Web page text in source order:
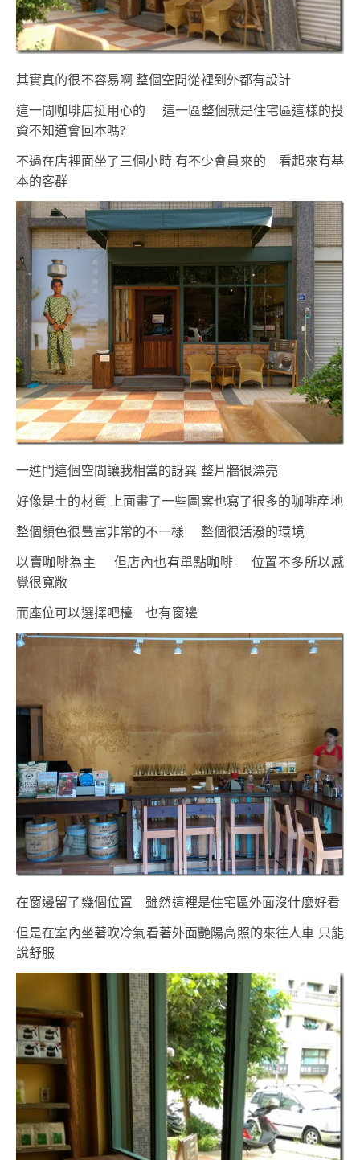
其實真的很不容易啊 整個空間從裡到外都有設計
這一間咖啡店挺用心的 這一區整個就是住宅區這樣的投
資不知道會回本嗎?
不過在店裡面坐了三個小時 有不少會員來的 看起來有基
本的客群
一進門這個空間讓我相當的訝異 整片牆很漂亮
好像是土的材質 上面畫了一些圖案也寫了很多的咖啡產地
整個顏色很豐富非常的不一樣 整個很活潑的環境
以賣咖啡為主 但店內也有單點咖啡 位置不多所以感
覺很寬敞
而座位可以選擇吧檯 也有窗邊
在窗邊留了幾個位置 雖然這裡是住宅區外面沒什麼好看
但是在室內坐著吹冷氣看著外面艷陽高照的來往人車 只能
說舒服